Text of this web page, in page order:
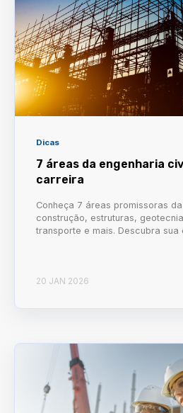
Dicas
7 áreas da engenharia
carreira
Conheça 7 áreas promissoras da
construção, estruturas,
transporte e mais. Descubra sua
20 JAN 2026